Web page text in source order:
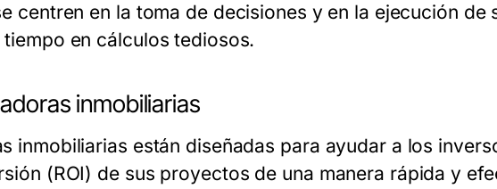
centren en la toma de decisiones y en la ejecución de
en cálculos tediosos.
inmobiliarias
inmobiliarias están diseñadas para ayudar a los
(ROI) de sus proyectos de una manera rápida y